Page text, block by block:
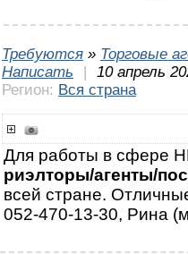
Требуются » Торговые
Написать
|
10 апрель
Регион: Вся страна
Для работы в сфере
риэлторы/агенты/
всей стране.
052-470-13-30, Рина